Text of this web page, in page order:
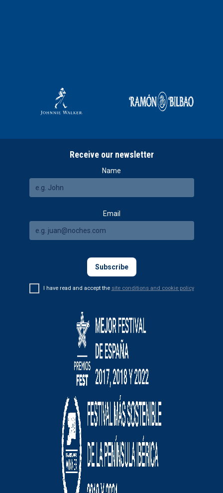
Receive our newsletter
Name
Email
I have read and accept the site conditions and cookie policy